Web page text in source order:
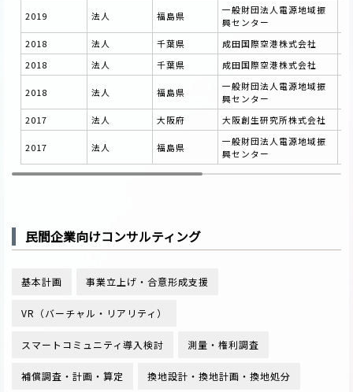
2019 法人 福島県
一般財団法人電源地域振
興センター
2018 法人 千葉県 成田国際空港株式会社
2018
法人 千葉県 成田国際空港株式会社
2018 法人 福島県
一般財団法人電源地域振
興センター
2017 法人 大阪府 大阪創生研究所株式会社
2017 法人 福島県
一般財団法人電源地域振
興センター
民間企業向けコンサルティング
基本計画 事業立上げ・合意形成支援
VR（バーチャル・リアリティ）
スマートコミュニティ導入検討 測量・権利調査
補償調査・計画・算定 換地設計・換地計画・換地処分